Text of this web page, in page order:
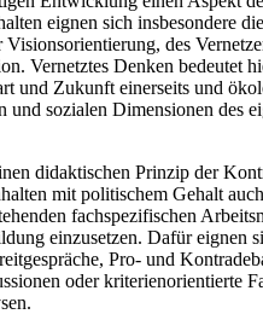
eignen sich insbesondere
Visionsorientierung, des
Vernetztes Denken bedeutet
und Zukunft einerseits und
und sozialen Dimensionen des
didaktischen Prinzip der
mit politischem Gehalt
fachspezifischen
einzusetzen. Dafür eignen
Pro- und
oder kriterienorientierte